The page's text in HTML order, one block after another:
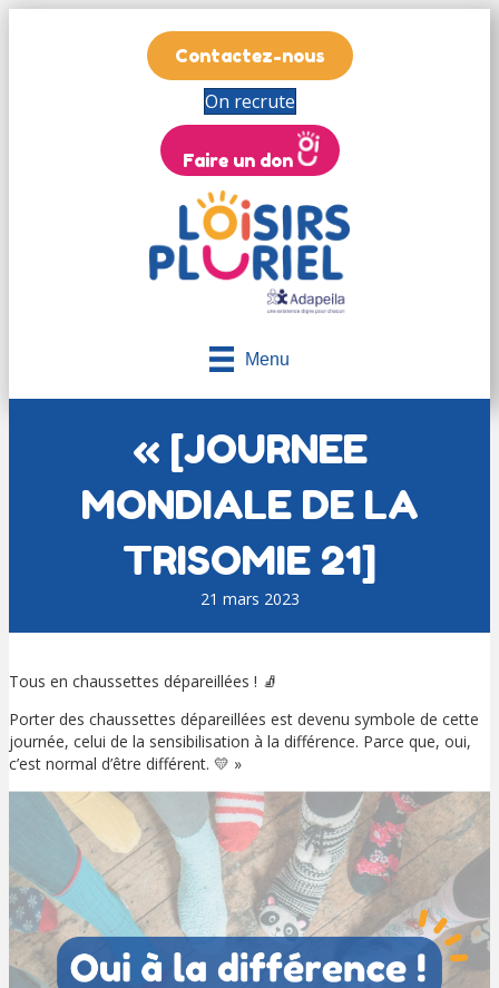
Contactez-nous
On recrute
Faire un don
Menu
« [JOURNEE
MONDIALE DE LA
TRISOMIE 21]
21 mars 2023
Tous en chaussettes dépareillées ! 🧦
Porter des chaussettes dépareillées est devenu symbole de cette
journée, celui de la sensibilisation à la différence. Parce que, oui,
c’est normal d’être différent. 💛 »